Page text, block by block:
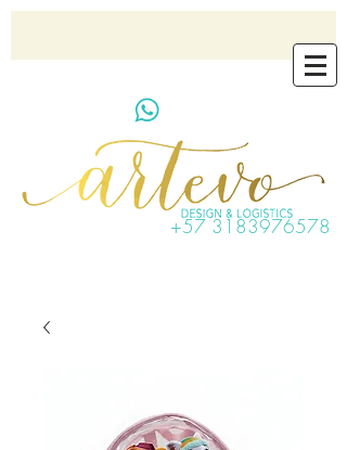
artevo.contact@gmail.com
+57 3183976578